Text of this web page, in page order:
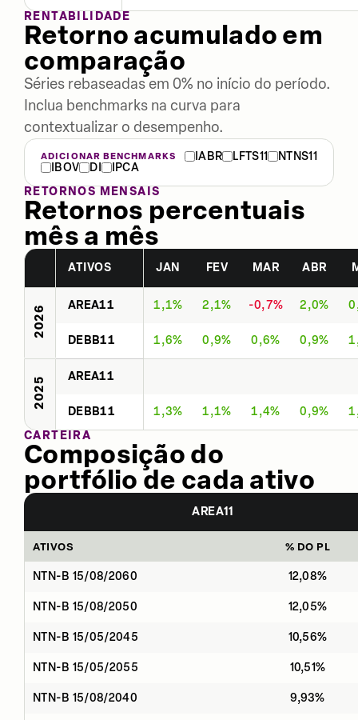
RENTABILIDADE
Retorno acumulado em
comparação
Séries rebaseadas em 0% no início do período.
Inclua benchmarks na curva para
contextualizar o desempenho.
ADICIONAR BENCHMARKS IABR LFTS11
NTNS11
IBOV
DI
IPCA
RETORNOS MENSAIS
Retornos percentuais
mês a mês
ATIVOS JAN FEV MAR ABR
2026 AREA11 1,1% 2,1% -0,7% 2,0%
DEBB11 1,6% 0,9% 0,6% 0,9%
2025 AREA11
DEBB11 1,3% 1,1% 1,4% 0,9%
CARTEIRA
Composição do
portfólio de cada ativo
AREA11
ATIVOS % DO PL
NTN-B 15/08/2060 12,08%
NTN-B 15/08/2050 12,05%
NTN-B 15/05/2045 10,56%
NTN-B 15/05/2055 10,51%
NTN-B 15/08/2040 9,93%